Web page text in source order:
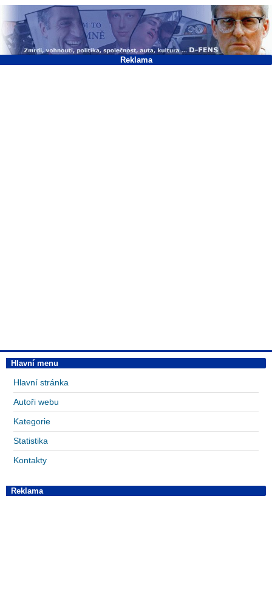
Reklama
Hlavní menu
Hlavní stránka
Autoři webu
Kategorie
Statistika
Kontakty
Reklama